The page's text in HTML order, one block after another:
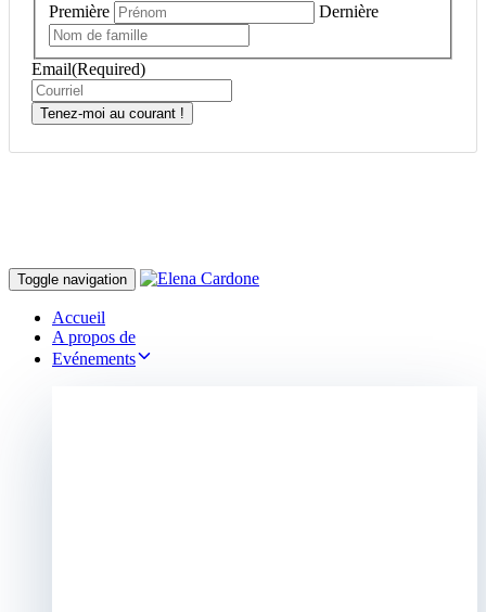
Première
Dernière
Email(Required)
Tenez-moi au courant !
Toggle navigation
Accueil
A propos de
Evénements